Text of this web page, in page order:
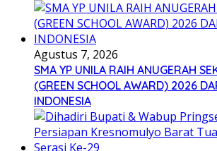
Agustus 7, 2026
SMA YP UNILA RAIH ANUGERAH
(GREEN SCHOOL AWARD) 2026
INDONESIA